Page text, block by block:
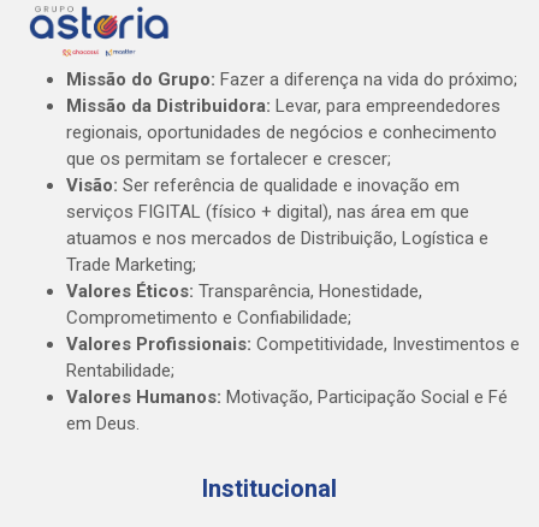
Missão do Grupo: Fazer a diferença na vida do próximo;
Missão da Distribuidora: Levar, para empreendedores
regionais, oportunidades de negócios e conhecimento
que os permitam se fortalecer e crescer;
Visão: Ser referência de qualidade e inovação em
serviços FIGITAL (físico + digital), nas área em que
atuamos e nos mercados de Distribuição, Logística e
Trade Marketing;
Valores Éticos: Transparência, Honestidade,
Comprometimento e Confiabilidade;
Valores Profissionais: Competitividade, Investimentos e
Rentabilidade;
Valores Humanos: Motivação, Participação Social e Fé
em Deus.
Institucional